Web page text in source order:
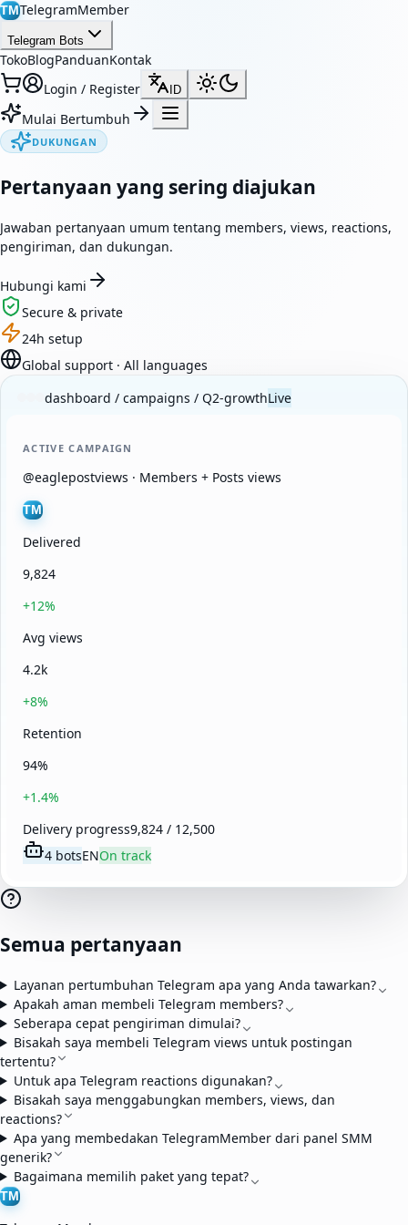
TMTelegramMember
Telegram Bots
TokoBlogPanduanKontak
Login / Register
ID
Mulai Bertumbuh
DUKUNGAN
Pertanyaan yang sering diajukan
Jawaban pertanyaan umum tentang members, views, reactions,
pengiriman, dan dukungan.
Hubungi kami
Secure & private
24h setup
Global support · All languages
dashboard / campaigns / Q2-growthLive
ACTIVE CAMPAIGN
@eaglepostviews · Members + Posts views
TM
Delivered
9,824
+12%
Avg views
4.2k
+8%
Retention
94%
+1.4%
Delivery progress9,824 / 12,500
4 botsENOn track
Semua pertanyaan
Layanan pertumbuhan Telegram apa yang Anda tawarkan?
Apakah aman membeli Telegram members?
Seberapa cepat pengiriman dimulai?
Bisakah saya membeli Telegram views untuk postingan
tertentu?
Untuk apa Telegram reactions digunakan?
Bisakah saya menggabungkan members, views, dan
reactions?
Apa yang membedakan TelegramMember dari panel SMM
generik?
Bagaimana memilih paket yang tepat?
TM